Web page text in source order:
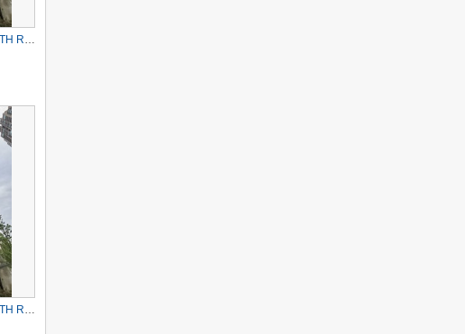
グラングリーン大阪THE NORTH RESIDENCE
グラングリーン大阪THE NORTH RESIDENCE